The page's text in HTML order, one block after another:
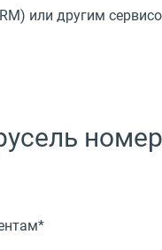
или другим